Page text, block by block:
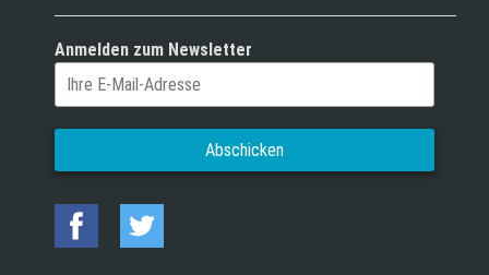
Anmelden zum Newsletter